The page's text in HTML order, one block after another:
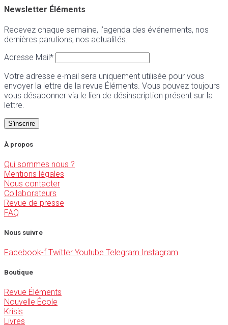
Newsletter Éléments
Recevez chaque semaine, l’agenda des événements, nos
dernières parutions, nos actualités.
Adresse Mail*
Votre adresse e-mail sera uniquement utilisée pour vous
envoyer la lettre de la revue Éléments. Vous pouvez toujours
vous désabonner via le lien de désinscription présent sur la
lettre.
À propos
Qui sommes nous ?
Mentions légales
Nous contacter
Collaborateurs
Revue de presse
FAQ
Nous suivre
Facebook-f Twitter Youtube Telegram Instagram
Boutique
Revue Éléments
Nouvelle École
Krisis
Livres